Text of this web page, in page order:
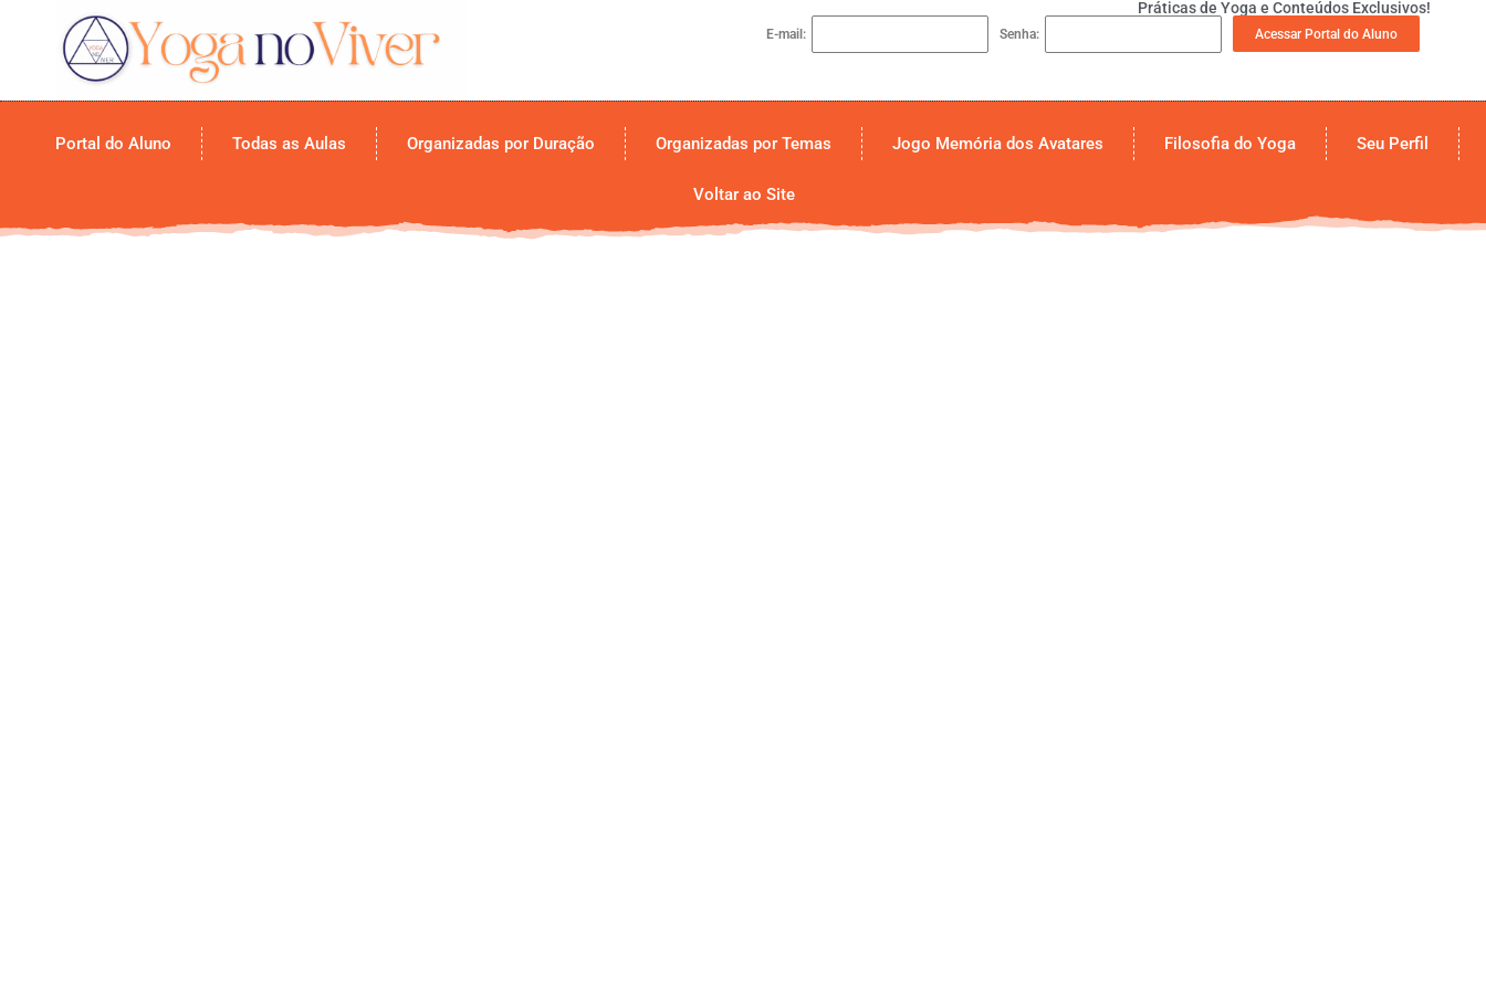
Práticas de Yoga e Conteúdos Exclusivos!
E-mail: Senha: Acessar Portal do Aluno
Portal do Aluno Todas as Aulas Organizadas por Duração Organizadas por Temas Jogo Memória dos Avatares Filosofia do Yoga Seu Perfil
Voltar ao Site